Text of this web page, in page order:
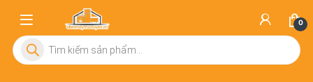
0
Tìm kiếm sản phẩm